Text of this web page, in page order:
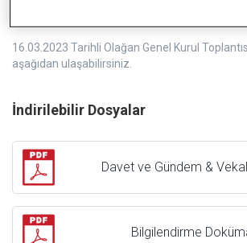
16.03.2023 Tarihli Olağan Genel Kurul
aşağıdan ulaşabilirsiniz.
İndirilebilir Dosyalar
Davet ve Gündem &
Bilgilendirme